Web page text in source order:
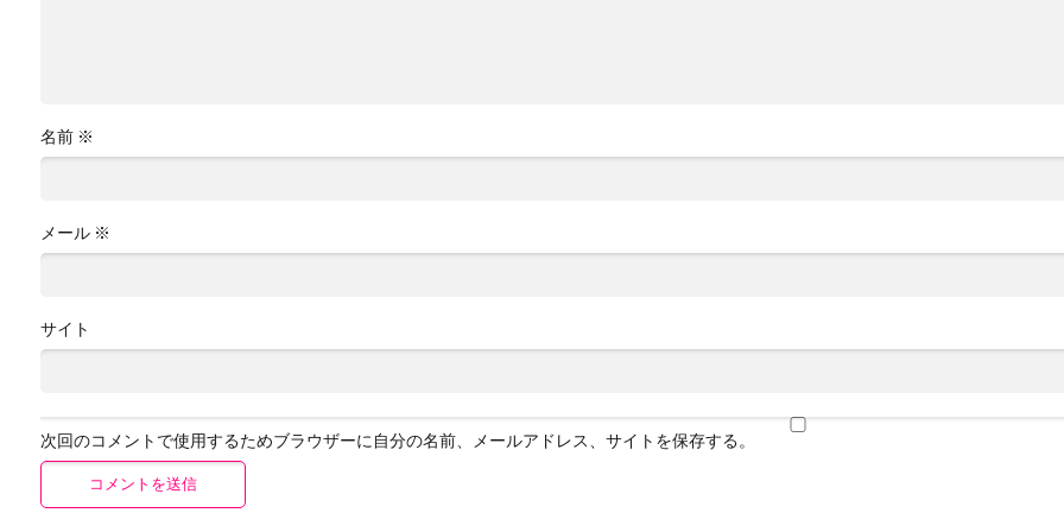
名前 ※
メール ※
サイト
次回のコメントで使用するためブラウザーに自分の名前、メールアドレス、サイトを保存する。